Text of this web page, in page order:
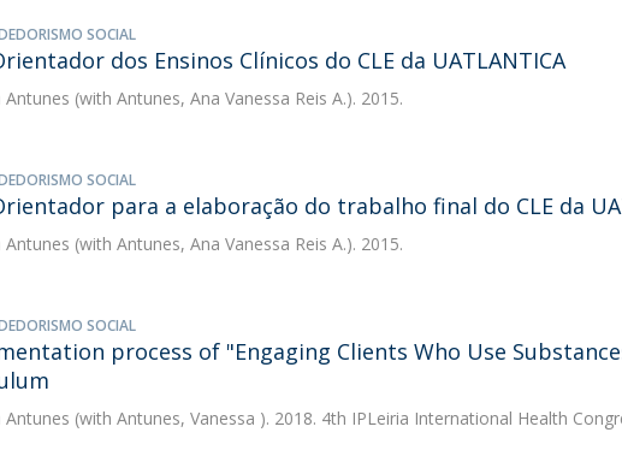
SOCIAL
dos Ensinos Clínicos do CLE da UATLANTICA
Antunes (with Antunes, Ana Vanessa Reis A.). 2015.
SOCIAL
para a elaboração do trabalho final do CLE da
Antunes (with Antunes, Ana Vanessa Reis A.). 2015.
SOCIAL
process of "Engaging Clients Who Use
Antunes (with Antunes, Vanessa ). 2018. 4th IPLeiria International Health